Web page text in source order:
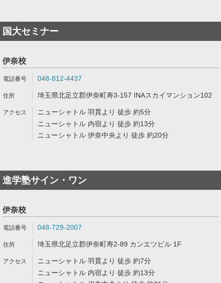
国大セミナー
伊奈校
048-812-4437
埼玉県北足立郡伊奈町寿3-157 INAスカイマンション102
ニューシャトル 羽貫より 徒歩 約5分
ニューシャトル 内宿より 徒歩 約13分
ニューシャトル 伊奈中央より 徒歩 約20分
進学塾サイン・ワン
伊奈校
048-729-2007
埼玉県北足立郡伊奈町寿2-89 カンエツビル 1F
ニューシャトル 羽貫より 徒歩 約7分
ニューシャトル 内宿より 徒歩 約13分